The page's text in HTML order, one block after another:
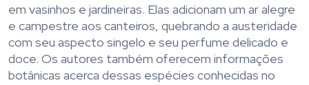
em vasinhos e jardineiras. Elas adicionam um ar alegre
e campestre aos canteiros, quebrando a austeridade
com seu aspecto singelo e seu perfume delicado e
doce. Os autores também oferecem informações
botânicas acerca dessas espécies conhecidas no